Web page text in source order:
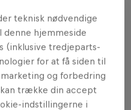
teknisk nødvendige
denne hjemmeside
(inklusive tredjeparts-
for at få siden til
og forbedring
trække din accept
indstillingerne i